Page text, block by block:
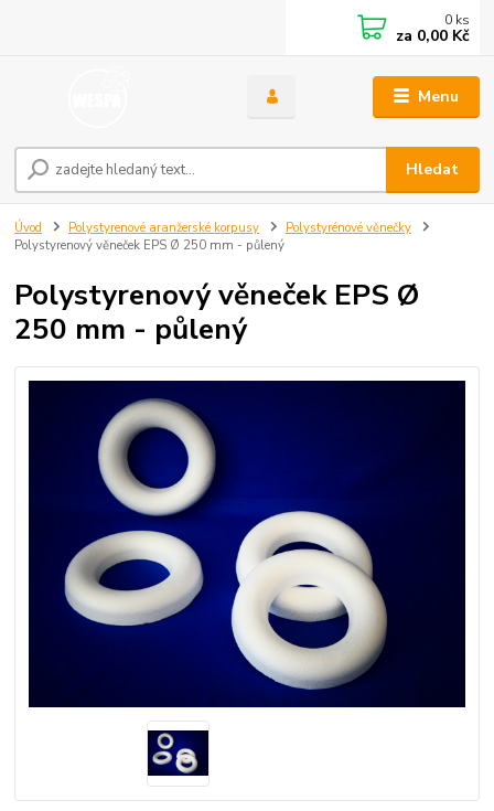
Menu
Hledat
0 ks
za 0,00 Kč
Úvod Polystyrenové aranžerské korpusy
Polystyrénové věnečky
Polystyrenový věneček EPS Ø 250 mm - půlený
Polystyrenový věneček EPS Ø
250 mm - půlený